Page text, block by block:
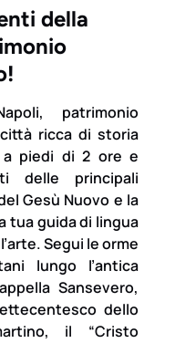
della
patrimonio
città ricca di storia
a piedi di 2 ore e
delle principali
Gesù Nuovo e la
tua guida di lingua
Segui le orme
lungo l’antica
Sansevero,
dello
il “Cristo